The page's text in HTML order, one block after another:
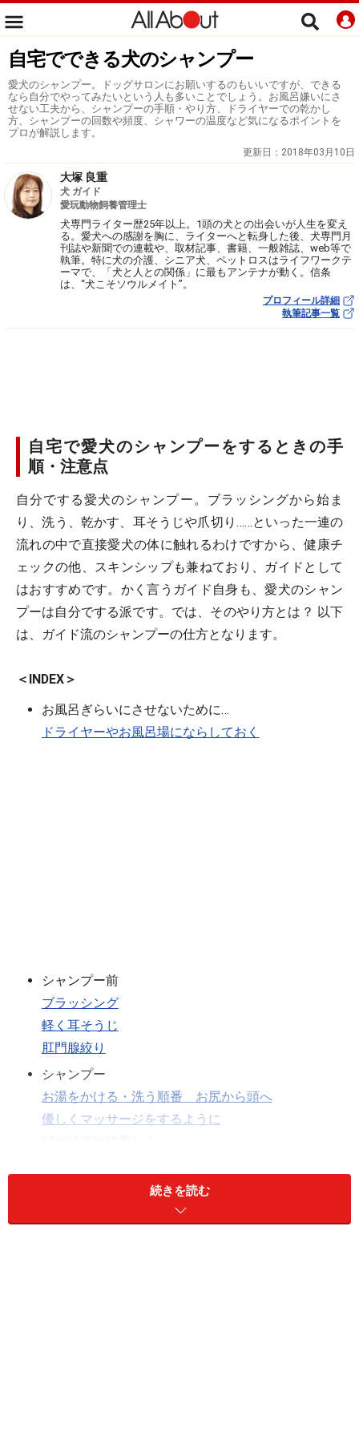
自宅でできる犬のシャンプー
愛犬のシャンプー。ドッグサロンにお願いするのもいいですが、できる
なら自分でやってみたいという人も多いことでしょう。お風呂嫌いにさ
せない工夫から、シャンプーの手順・やり方、ドライヤーでの乾かし
方、シャンプーの回数や頻度、シャワーの温度など気になるポイントを
プロが解説します。
更新日： 2018年03月10日
大塚 良重
犬 ガイド
愛玩動物飼養管理士
犬専門ライター歴25年以上。1頭の犬との出会いが人生を変え
る。愛犬への感謝を胸に、ライターへと転身した後、犬専門月
刊誌や新聞での連載や、取材記事、書籍、一般雑誌、web等で
執筆。特に犬の介護、シニア犬、ペットロスはライフワークテ
ーマで、「犬と人との関係」に最もアンテナが動く。信条
は、“犬こそソウルメイト”。
プロフィール詳細
執筆記事一覧
自宅で愛犬のシャンプーをするときの手
順・注意点
自分でする愛犬のシャンプー。ブラッシングから始ま
り、洗う、乾かす、耳そうじや爪切り……といった一連の
流れの中で直接愛犬の体に触れるわけですから、健康チ
ェックの他、スキンシップも兼ねており、ガイドとして
はおすすめです。かく言うガイド自身も、愛犬のシャン
プーは自分でする派です。では、そのやり方とは？ 以下
は、ガイド流のシャンプーの仕方となります。
＜INDEX＞
お風呂ぎらいにさせないために…
ドライヤーやお風呂場にならしておく
シャンプー前
ブラッシング
軽く耳そうじ
肛門腺絞り
シャンプー
お湯をかける・洗う順番 お尻から頭へ
優しくマッサージをするように
ドライヤーの風が目に入らないように注意を
続きを読む